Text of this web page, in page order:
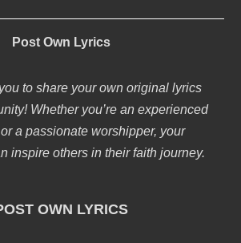
Post Own Lyrics
to share your own original lyrics
Whether you’re an experienced
a passionate worshipper, your
inspire others in their faith journey.
OWN LYRICS